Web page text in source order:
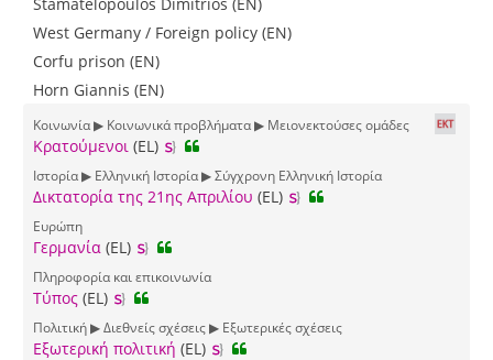
West Germany / Foreign policy (EN)
Corfu prison (EN)
Horn Giannis (EN)
Κοινωνία ▶ Κοινωνικά προβλήματα ▶ Μειονεκτούσες ομάδες
Κρατούμενοι (EL)
Ιστορία ▶ Ελληνική Ιστορία ▶ Σύγχρονη Ελληνική Ιστορία
Δικτατορία της 21ης Απριλίου (EL)
Ευρώπη
Γερμανία (EL)
Πληροφορία και επικοινωνία
Τύπος (EL)
Πολιτική ▶ Διεθνείς σχέσεις ▶ Εξωτερικές σχέσεις
Εξωτερική πολιτική (EL)